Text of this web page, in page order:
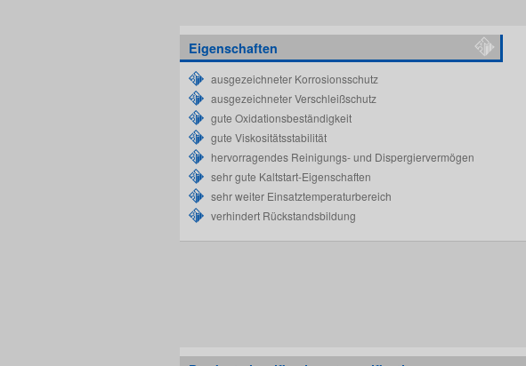
Eigenschaften
ausgezeichneter Korrosionsschutz
ausgezeichneter Verschleißschutz
gute Oxidationsbeständigkeit
gute Viskositätsstabilität
hervorragendes Reinigungs- und Dispergiervermögen
sehr gute Kaltstart-Eigenschaften
sehr weiter Einsatztemperaturbereich
verhindert Rückstandsbildung